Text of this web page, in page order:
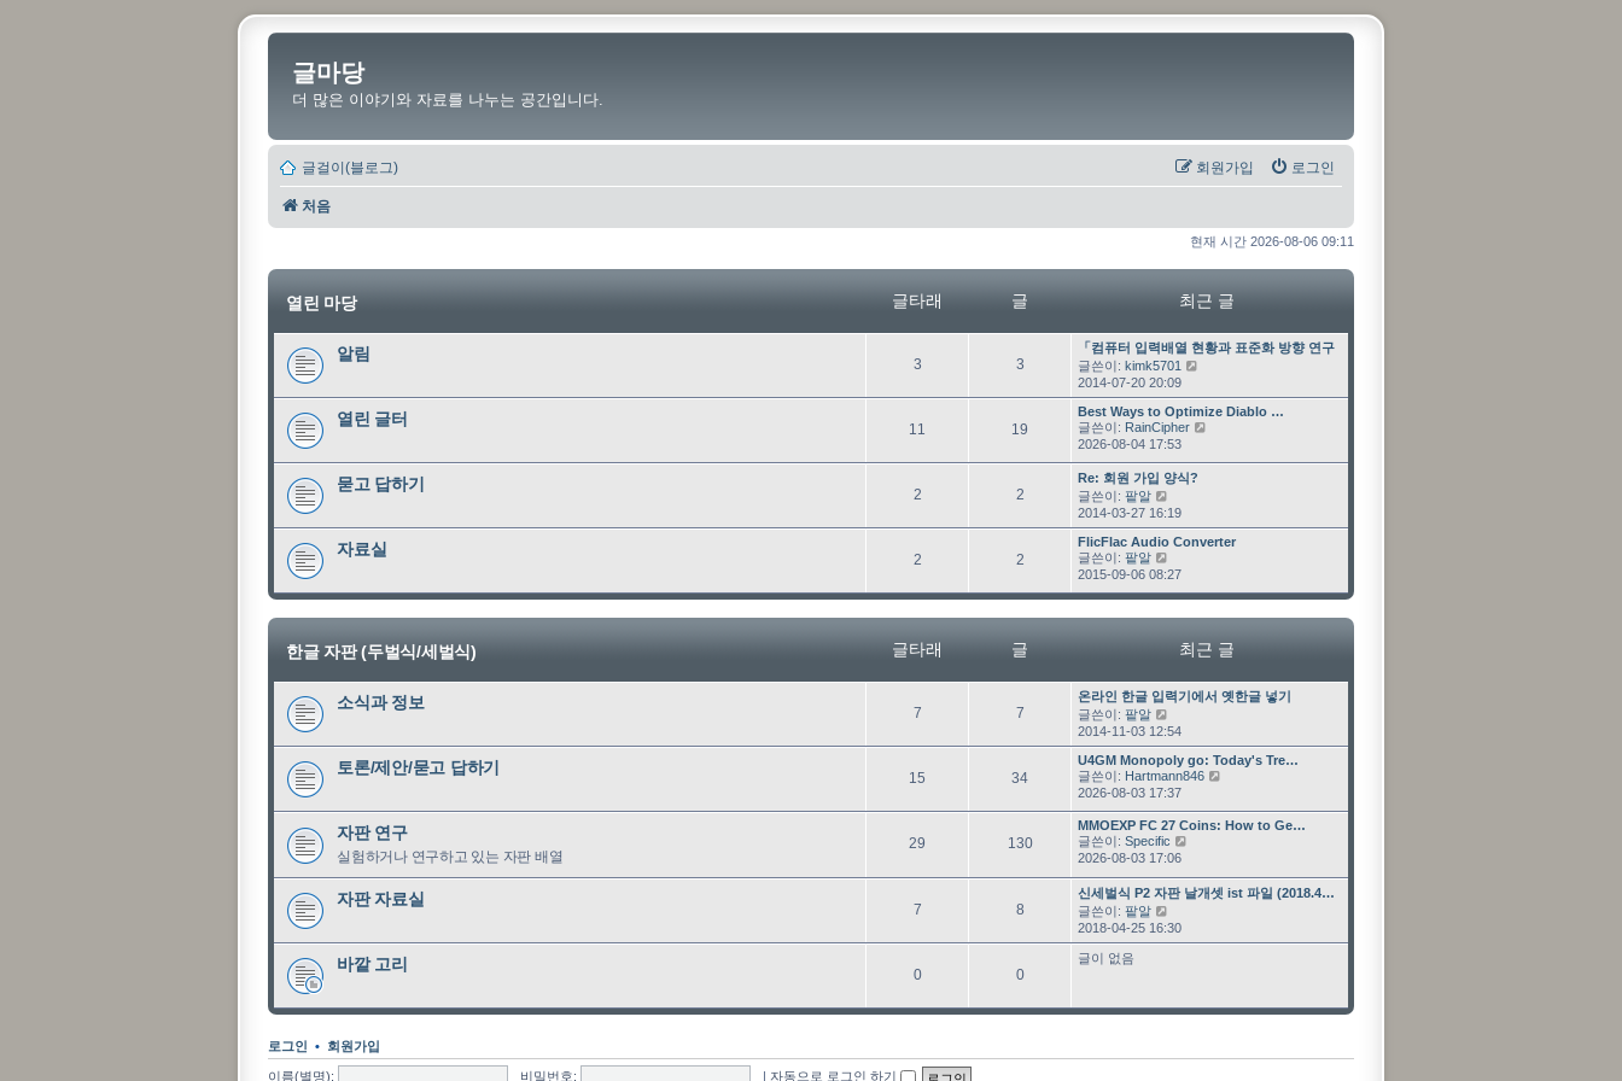
글마당
더 많은 이야기와 자료를 나누는 공간입니다.
글걸이(블로그) 로그인
회원가입
처음
현재 시간 2026-08-06 09:11
열린 마당 글타래 글 최근 글
알림
3글
타
래
3글
최근 글
「컴퓨터 입력배열 현황과 표준화 방향 연구」 과제 수…
글쓴이: kimk5701
2014-07-20 20:09
열린 글터
11
타
19
최근 글
Best Ways to Optimize Diablo …
글쓴이: RainCipher
2026-08-04 17:53
묻고 답하기
2글
타
래
2글
최근 글
Re: 회원 가입 양식?
글쓴이: 팥알
2014-03-27 16:19
자료실
2글
타
래
2글
최근 글
FlicFlac Audio Converter
글쓴이: 팥알
2015-09-06 08:27
한글 자판 (두벌식/세벌식) 글타래 글 최근 글
소식과 정보
7글
타
래
7글
최근 글
온라인 한글 입력기에서 옛한글 넣기
글쓴이: 팥알
2014-11-03 12:54
토론/제안/묻고 답하기
15
타
34글
최근 글
U4GM Monopoly go: Today's Tre…
글쓴이: Hartmann846
2026-08-03 17:37
자판 연구
실험하거나 연구하고 있는 자판 배열
29
타
130글
최근 글
MMOEXP FC 27 Coins: How to Ge…
글쓴이: Specific
2026-08-03 17:06
자판 자료실
7글
타
래
8글
최근 글
신세벌식 P2 자판 날개셋 ist 파일 (2018.4…
글쓴이: 팥알
2018-04-25 16:30
바깥 고리
0글
타
0글
글이 없음
로그인 • 회원가입
이름(별명): 비밀번호: 자동으로 로그인 하기